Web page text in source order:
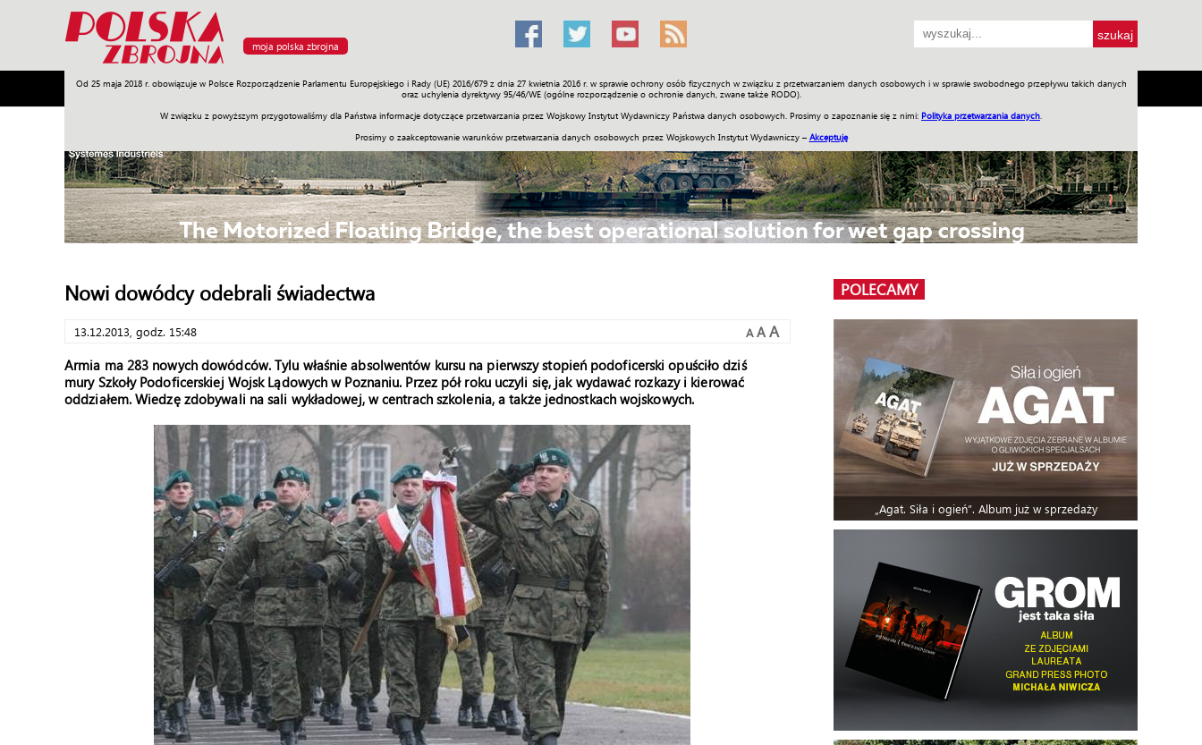
moja polska zbrojna
Od 25 maja 2018 r. obowiązuje w Polsce Rozporządzenie Parlamentu Europejskiego i Rady (UE) 2016/679 z dnia 27 kwietnia 2016 r. w sprawie ochrony osób fizycznych w związku z przetwarzaniem danych osobowych i w sprawie swobodnego przepływu takich danych
oraz uchylenia dyrektywy 95/46/WE (ogólne rozporządzenie o ochronie danych, zwane także RODO).
W związku z powyższym przygotowaliśmy dla Państwa informacje dotyczące przetwarzania przez Wojskowy Instytut Wydawniczy Państwa danych osobowych. Prosimy o zapoznanie się z nimi: Polityka przetwarzania danych
Prosimy o zaakceptowanie warunków przetwarzania danych osobowych przez Wojskowych Instytut Wydawniczy – Akceptuję
Armia Poligon Sprzęt Misje Polityka Prawo Świat Społeczność Sport Historia Galerie Wideo ENGLISH SKLEP Jednodniówki Praca w WIW
Nowi dowódcy odebrali świadectwa
13.12.2013, godz. 15:48 A A A
Armia ma 283 nowych dowódców. Tylu właśnie absolwentów kursu na pierwszy stopień podoficerski opuściło dziś
mury Szkoły Podoficerskiej Wojsk Lądowych w Poznaniu. Przez pół roku uczyli się, jak wydawać rozkazy i kierować
oddziałem. Wiedzę zdobywali na sali wykładowej, w centrach szkolenia, a także jednostkach wojskowych.
POLECAMY
„Agat. Siła i ogień”. Album już w sprzedaży